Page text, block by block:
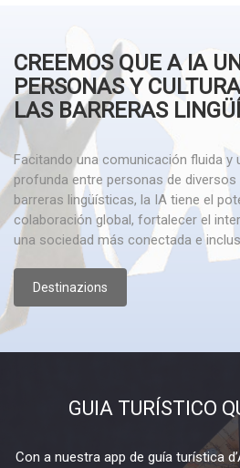
CREEMOS QUE A IA
PERSONAS Y
LAS BARRERAS
Facitando una comunicación fluida y
profunda entre personas de diversos
barreras lingüísticas, la IA tiene el
colaboración global, fortalecer el
una sociedad más conectada e
Destinazions
GUIA TURÍSTICO
Con a nuestra app de guía turística